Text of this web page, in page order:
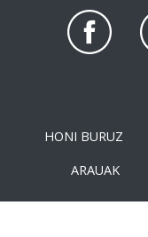
HONI BURUZ
ARAUAK